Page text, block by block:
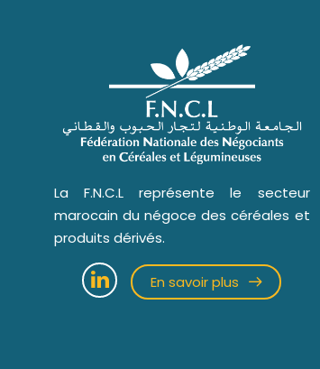
La F.N.C.L représente le secteur
marocain du négoce des céréales et
produits dérivés.
En savoir plus